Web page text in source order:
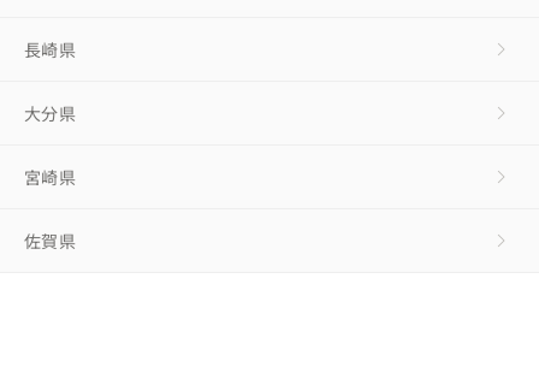
長崎県
大分県
宮崎県
佐賀県